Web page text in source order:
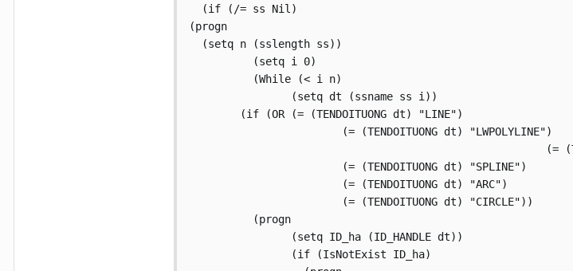
  (if (/= ss Nil)
(progn
  (setq n (sslength ss))